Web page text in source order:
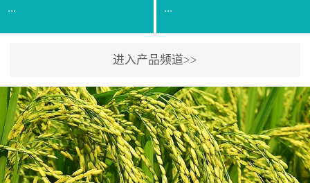
释均匀喷施苗床;移栽前一
天，用同样方法再喷施一
次。移栽前使用，储存在
苗株体内，移栽后，逐步
释放并快速补充营养。3、
作为补氮肥使用：30-100
倍喷施，在开花前期、幼
果期及采摘后各施一次，
间隔2-3周喷施一次。4、
与复合肥、水溶肥或细土
混均后沟施、穴施、撒施
均可。3、沟施穴施:幼树
环状沟施，每棵用150-
200g，成年树放射状沟
施，每棵用0.5kg-1kg，可
拌肥施，也可拌土施。4、
拌苗床土：每平方米苗床
土用本品1kg-2kg与苗床土
...
【通用名称】有机水溶肥
料【产品剂型】水剂【产
品规格】5kg、20kg【技术
指标】有机质≥200g/L、
N+K2O70g/L、PH:6.5-
8.5、水不溶物≤50g/L【执
...
【通用名称】有机水溶肥
料【产品剂型】水剂【产
品规格】5kg、20kg【技术
指标】有机质≥200g/L、
N+K2O70g/L、PH:6.5-
8.5、水不溶物≤50g/L【执
进入产品频道>>